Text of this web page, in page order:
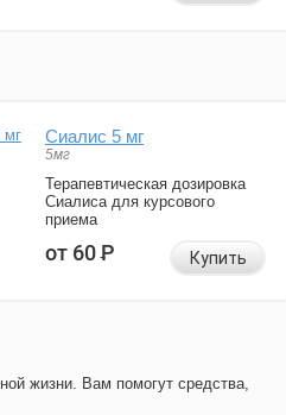
Сиалис 5 мг
5мг
Терапевтическая дозировка
Сиалиса для курсового
приема
от 60Р Купить
жизни. Вам помогут средства,